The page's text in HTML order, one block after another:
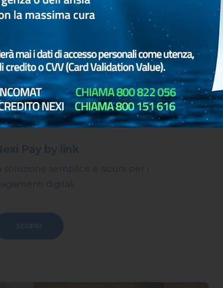
Pay by link
soluzione semplice e sicura per i
digitali
SCOPRI